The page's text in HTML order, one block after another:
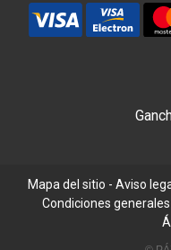
Mapa del sitio - Aviso
Condiciones